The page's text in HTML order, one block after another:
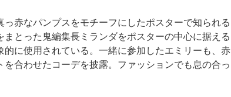
赤なパンプスをモチーフにしたポスターで知られる
とった鬼編集長ミランダをポスターの中心に据える
に使用されている。一緒に参加したエミリーも、赤
合わせたコーデを披露。ファッションでも息の合っ